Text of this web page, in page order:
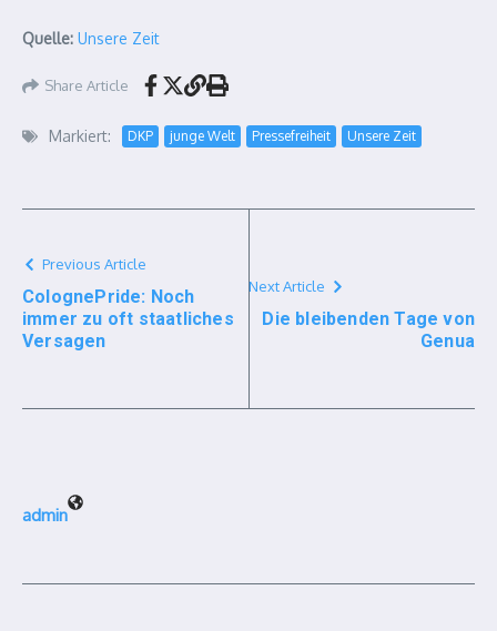
Quelle: Unsere Zeit
Share Article
Markiert: DKP junge Welt Pressefreiheit Unsere Zeit
Previous Article
ColognePride: Noch
immer zu oft staatliches
Versagen
Next Article
Die bleibenden Tage von
Genua
admin